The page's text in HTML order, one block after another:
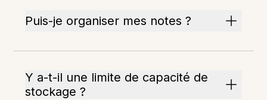
Puis-je organiser mes notes ?
Y a-t-il une limite de capacité de
stockage ?